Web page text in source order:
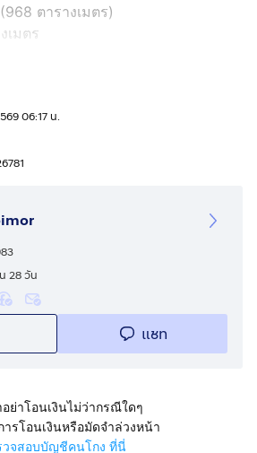
ตารางเมตร)
เมตร
และร้านค้า 1 หลัง
สู่ถนนใหญ่
ม
กลางป่าตอง (หนึ่งในโซนที่น่าลงทุน
และการท่องเที่ยว)
คารสํานักงาน
บผสมผสานหรือให้เช่า
บาท
06:17 น.
28 วัน
แชท
ย่าโอนเงินไม่ว่ากรณีใดๆ
ารโอนเงินหรือมัดจำล่วงหน้า
วจสอบบัญชีคนโกง ที่นี่